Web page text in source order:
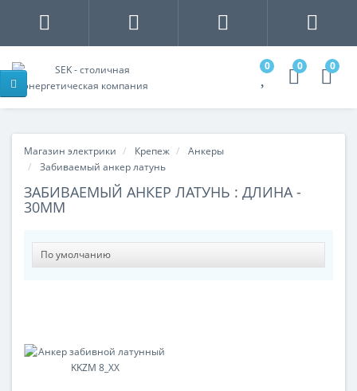
0 0 0
Магазин электрики Крепеж
Анкеры
Забиваемый анкер латунь
ЗАБИВАЕМЫЙ АНКЕР ЛАТУНЬ : ДЛИНА -
30ММ